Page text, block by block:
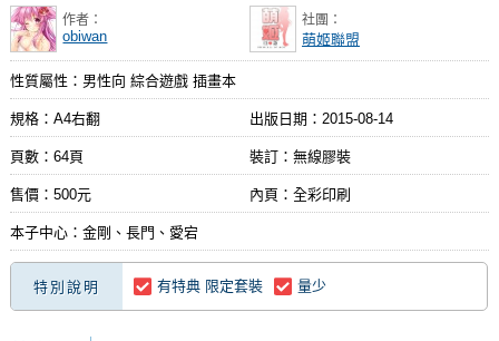
作者：
obiwan
社團：
萌姬聯盟
性質屬性：男性向 綜合遊戲 插畫本
規格：A4右翻 出版日期： 2015-08-14
頁數：64頁 裝訂：無線膠裝
售價：500元 內頁：全彩印刷
本子中心：金剛、長門、愛宕
特別說明 有特典 限定套裝 量少